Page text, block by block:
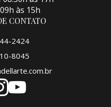
às 15h
CONTATO
2424
8045